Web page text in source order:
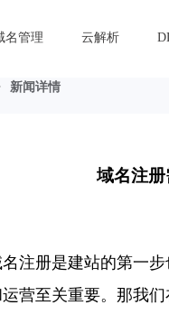
名管理 云解析
新闻详情
域名注
注册是建站的第一
营至关重要。那我